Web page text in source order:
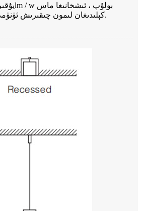
كېلىدىغان لىمون چىقىرىش ئۈنۈمى تېخىمۇ كۆپ بولىدۇ.